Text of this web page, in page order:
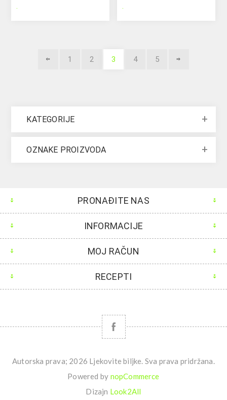
. .
1 2 3 4 5
KATEGORIJE
OZNAKE PROIZVODA
PRONAĐITE NAS
INFORMACIJE
MOJ RAČUN
RECEPTI
Autorska prava; 2026 Ljekovite biljke. Sva prava pridržana.
Powered by nopCommerce
Dizajn Look2All